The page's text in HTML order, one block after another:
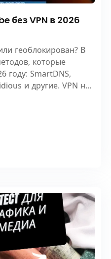
без VPN в 2026
геоблокирован? В
которые
году: SmartDNS,
и другие. VPN не